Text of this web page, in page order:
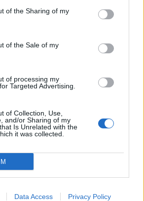
of the Sharing of my
of the Sale of my
of processing my
Targeted Advertising.
of Collection, Use,
and/or Sharing of my
Is Unrelated with the
it was collected.
Data Access Privacy Policy
MedioCredito Centrale S.p.A.
sui prestiti per PMI e piccole
MedioCredito Centrale S.p.A.
fondo perduto [e modifiche ai sensi
62668 e decisione C(2022) 171 final)
e crediti d'imposta adottati a